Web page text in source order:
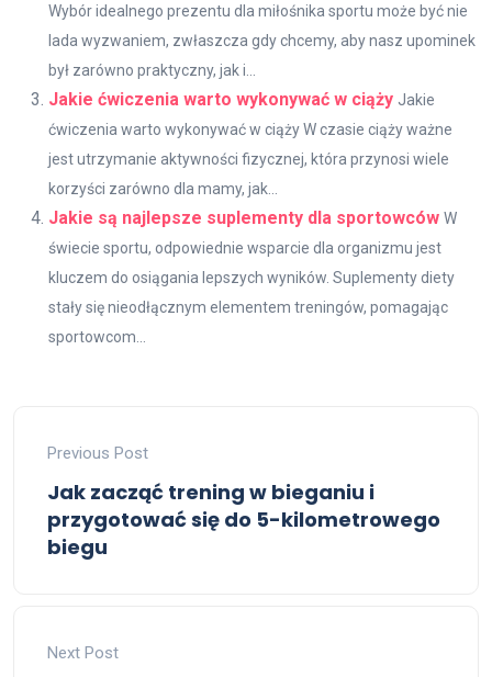
Wybór idealnego prezentu dla miłośnika sportu może być nie
lada wyzwaniem, zwłaszcza gdy chcemy, aby nasz upominek
był zarówno praktyczny, jak i...
Jakie ćwiczenia warto wykonywać w ciąży Jakie
ćwiczenia warto wykonywać w ciąży W czasie ciąży ważne
jest utrzymanie aktywności fizycznej, która przynosi wiele
korzyści zarówno dla mamy, jak...
Jakie są najlepsze suplementy dla sportowców W
świecie sportu, odpowiednie wsparcie dla organizmu jest
kluczem do osiągania lepszych wyników. Suplementy diety
stały się nieodłącznym elementem treningów, pomagając
sportowcom...
Previous Post
Jak zacząć trening w bieganiu i
przygotować się do 5-kilometrowego
biegu
Next Post